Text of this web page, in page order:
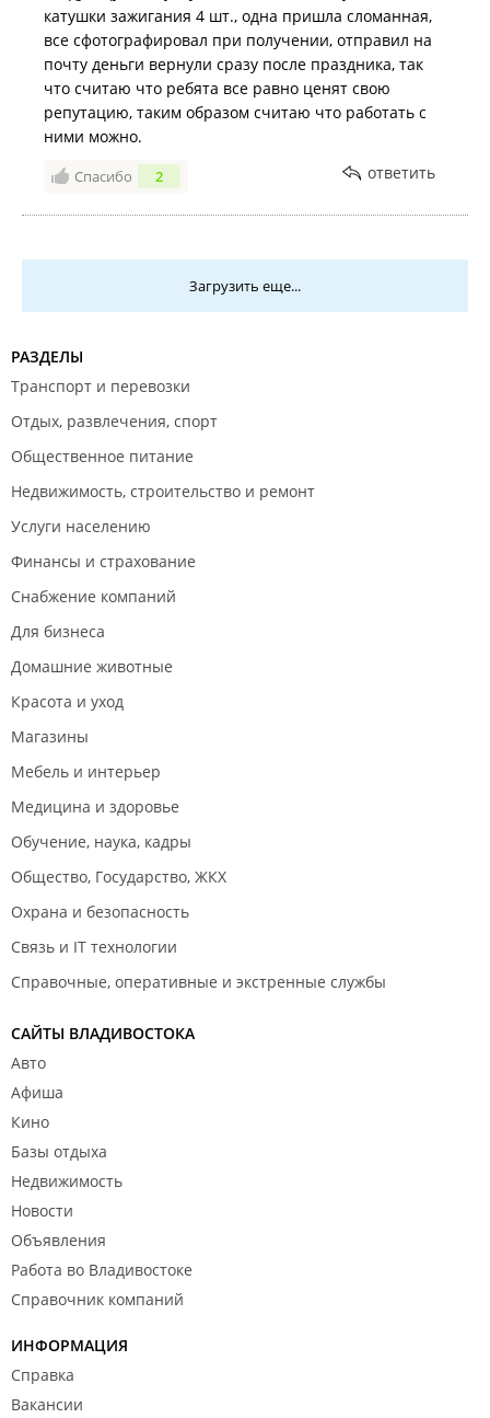
катушки зажигания 4 шт., одна пришла сломанная,
все сфотографировал при получении, отправил на
почту деньги вернули сразу после праздника, так
что считаю что ребята все равно ценят свою
репутацию, таким образом считаю что работать с
ними можно.
Спасибо 2 ответить
Загрузить еще...
РАЗДЕЛЫ
Транспорт и перевозки
Отдых, развлечения, спорт
Общественное питание
Недвижимость, строительство и ремонт
Услуги населению
Финансы и страхование
Снабжение компаний
Для бизнеса
Домашние животные
Красота и уход
Магазины
Мебель и интерьер
Медицина и здоровье
Обучение, наука, кадры
Общество, Государство, ЖКХ
Охрана и безопасность
Связь и IT технологии
Справочные, оперативные и экстренные службы
САЙТЫ ВЛАДИВОСТОКА
Авто
Афиша
Кино
Базы отдыха
Недвижимость
Новости
Объявления
Работа во Владивостоке
Справочник компаний
ИНФОРМАЦИЯ
Справка
Вакансии